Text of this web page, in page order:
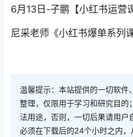
6月13日-子鹏【小红书运营
尼采老师《小红书爆单系列
温馨提示：本站提供的一切软件
整理，仅限用于学习和研究目的
法用途，否则，一切后果请用户
必须在下载后的24个小时之内